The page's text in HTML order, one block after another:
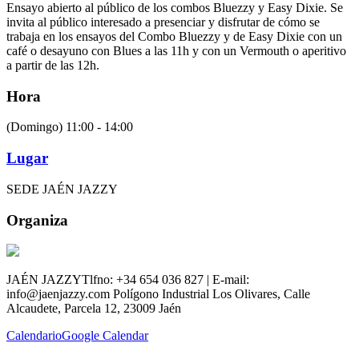
Ensayo abierto al público de los combos Bluezzy y Easy Dixie. Se
invita al público interesado a presenciar y disfrutar de cómo se
trabaja en los ensayos del Combo Bluezzy y de Easy Dixie con un
café o desayuno con Blues a las 11h y con un Vermouth o aperitivo
a partir de las 12h.
Hora
(Domingo) 11:00 - 14:00
Lugar
SEDE JAÉN JAZZY
Organiza
JAÉN JAZZYTlfno: +34 654 036 827 | E-mail:
info@jaenjazzy.com Polígono Industrial Los Olivares, Calle
Alcaudete, Parcela 12, 23009 Jaén
CalendarioGoogle Calendar